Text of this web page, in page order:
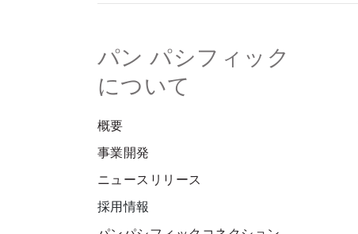
パン パシフィック
について
概要
事業開発
ニュースリリース
採用情報